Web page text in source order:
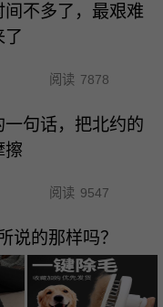
间不多了，最艰难
了
阅读 7878
一句话，把北约的
擦
阅读 9547
说的那样吗？